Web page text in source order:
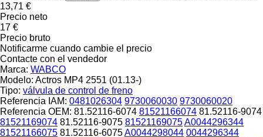
13,71 €
Precio neto
17 €
Precio bruto
Notificarme cuando cambie el precio
Contacte con el vendedor
Marca: WABCO
Modelo: Actros MP4 2551 (01.13-)
Tipo: válvula de control de freno
Referencia IAM: 0481026304 9730060030 9730060020
Referencia OEM: 81.52116-6074 81521166074 81.52116-9074
81521169074 81.52116-9075 81521169075A0044296344
81521166075 81.52116-6075A0044298044 0044296344